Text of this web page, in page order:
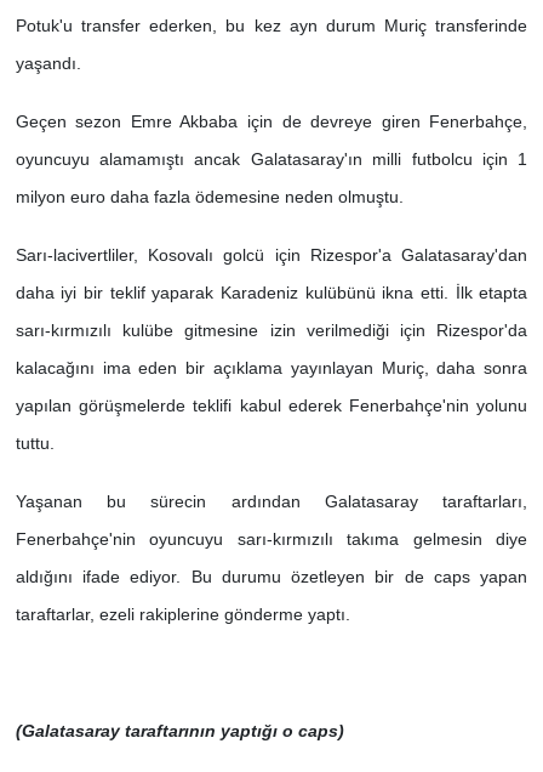
Potuk'u transfer ederken, bu kez ayn durum Muriç transferinde
yaşandı.
Geçen sezon Emre Akbaba için de devreye giren Fenerbahçe,
oyuncuyu alamamıştı ancak Galatasaray'ın milli futbolcu için 1
milyon euro daha fazla ödemesine neden olmuştu.
Sarı-lacivertliler, Kosovalı golcü için Rizespor'a Galatasaray'dan
daha iyi bir teklif yaparak Karadeniz kulübünü ikna etti. İlk etapta
sarı-kırmızılı kulübe gitmesine izin verilmediği için Rizespor'da
kalacağını ima eden bir açıklama yayınlayan Muriç, daha sonra
yapılan görüşmelerde teklifi kabul ederek Fenerbahçe'nin yolunu
tuttu.
Yaşanan bu sürecin ardından Galatasaray taraftarları,
Fenerbahçe'nin oyuncuyu sarı-kırmızılı takıma gelmesin diye
aldığını ifade ediyor. Bu durumu özetleyen bir de caps yapan
taraftarlar, ezeli rakiplerine gönderme yaptı.
(Galatasaray taraftarının yaptığı o caps)